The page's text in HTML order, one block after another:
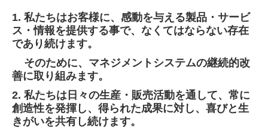
環境への取り組み
LCA
会社案内
経営理念・ビジョン
会社概要
1. 私たちはお客様に、感動を与える製品・サービ
ス・情報を提供する事で、なくてはならない存在
であり続けます。
そのために、マネジメントシステムの継続的改
善に取り組みます。
2. 私たちは日々の生産・販売活動を通して、常に
創造性を発揮し、得られた成果に対し、喜びと生
きがいを共有し続けます。